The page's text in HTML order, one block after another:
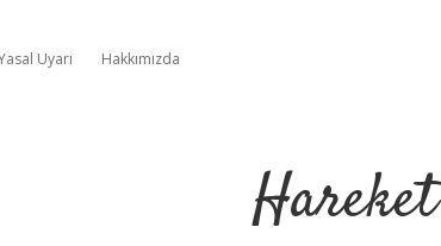
Uyarı Hakkımızda